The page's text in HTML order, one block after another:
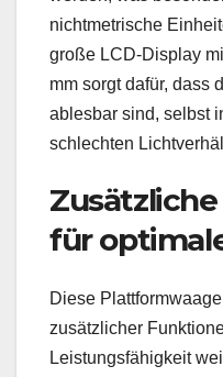
nichtmetrische
große LCD-Display
mm sorgt dafür, dass
ablesbar sind, selbst
schlechten
für
Diese
zusätzlicher
Leistungsfähigkeit